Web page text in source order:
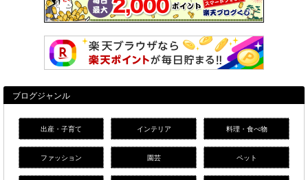
ブログジャンル
出産・子育て インテリア 料理・食べ物
ファッション 園芸 ペット